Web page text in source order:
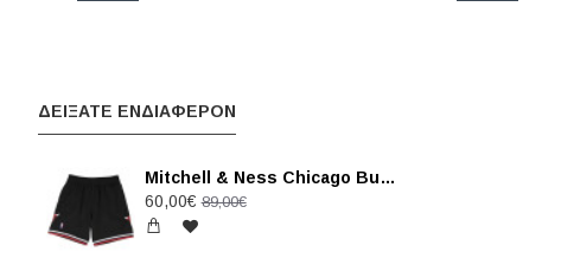
ΔΕΙΞΑΤΕ ΕΝΔΙΑΦΕΡΟΝ
Mitchell & Ness Chicago Bulls Swingman Shorts - Μαύρο
60,00€ 89,00€